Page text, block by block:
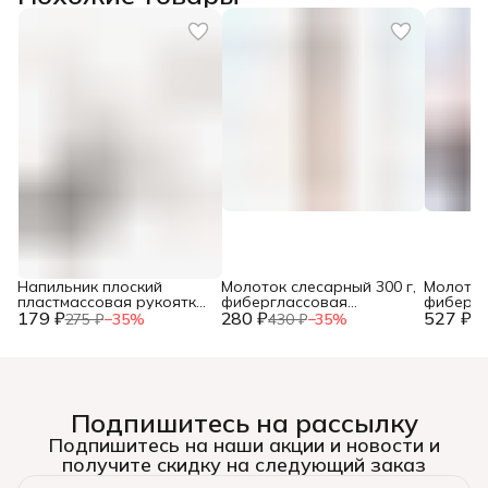
179 ₽275 ₽−35%
Напильник плоский
пластмассовая рукоятка,
№2, 150мм, (шт.) 280 ₽430 ₽−35%
Молоток слесарный 300 г,
фиберглассовая
рукоятка, (шт.) 527 ₽
Подпишитесь на рассылку
Подпишитесь на наши акции и новости и
получите скидку на следующий заказ